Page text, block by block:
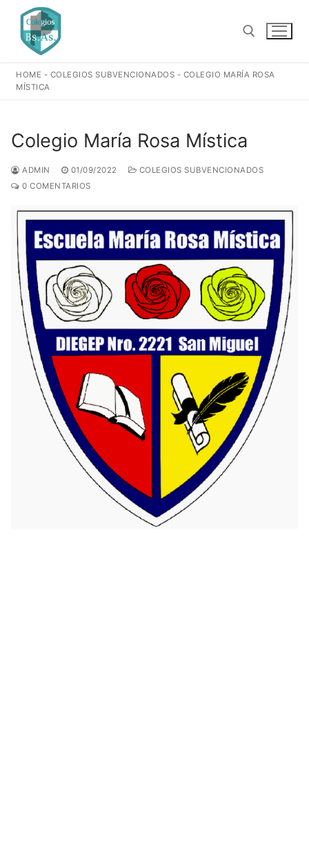
contenido
HOME - COLEGIOS SUBVENCIONADOS - COLEGIO MARÍA ROSA
MÍSTICA
Colegio María Rosa Mística
ADMIN 01/09/2022
COLEGIOS SUBVENCIONADOS
0 COMENTARIOS